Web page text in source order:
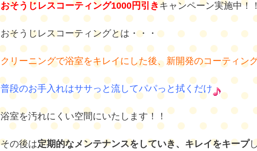
おそうじレスコーティング1000円引きキャンペーン実施中！！
おそうじレスコーティングとは・・・
クリーニングで浴室をキレイにした後、新開発のコーティン
普段のお手入れはササっと流してパパっと拭くだけ
浴室を汚れにくい空間にいたします！！
その後は定期的なメンテナンスをしていき、キレイをキープ